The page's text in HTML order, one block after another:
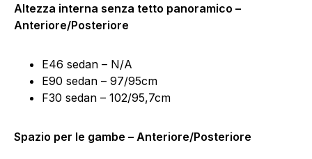
Altezza interna senza tetto panoramico –
Anteriore/Posteriore
E46 sedan – N/A
E90 sedan – 97/95cm
F30 sedan – 102/95,7cm
Spazio per le gambe – Anteriore/Posteriore